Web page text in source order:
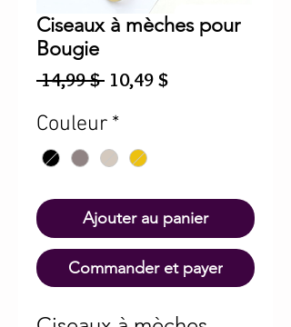
Ciseaux à mèches pour
Bougie
14,99 $ Prix
10,49 $Prix
Couleur *
Ajouter au panier
Commander et payer